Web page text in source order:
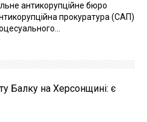
антикорупційне бюро
прокуратура (САП)
Балку на Херсонщині: є